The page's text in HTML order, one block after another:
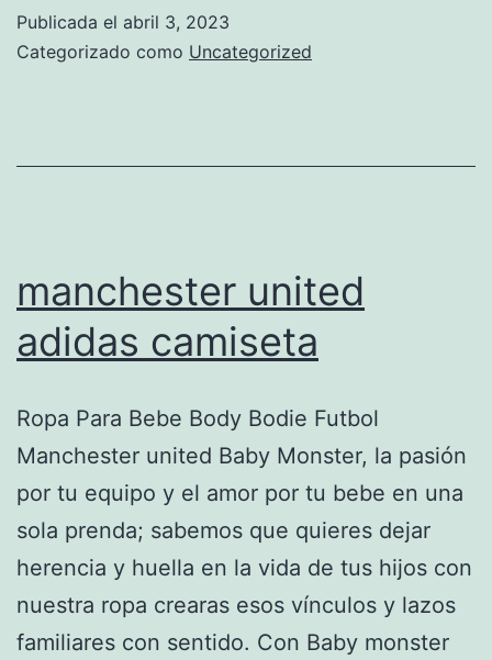
manchester
Publicada el abril 3, 2023
Categorizado como Uncategorized
manchester united
adidas camiseta
Ropa Para Bebe Body Bodie Futbol
Manchester united Baby Monster, la pasión
por tu equipo y el amor por tu bebe en una
sola prenda; sabemos que quieres dejar
herencia y huella en la vida de tus hijos con
nuestra ropa crearas esos vínculos y lazos
familiares con sentido. Con Baby monster